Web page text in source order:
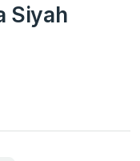
Siyah